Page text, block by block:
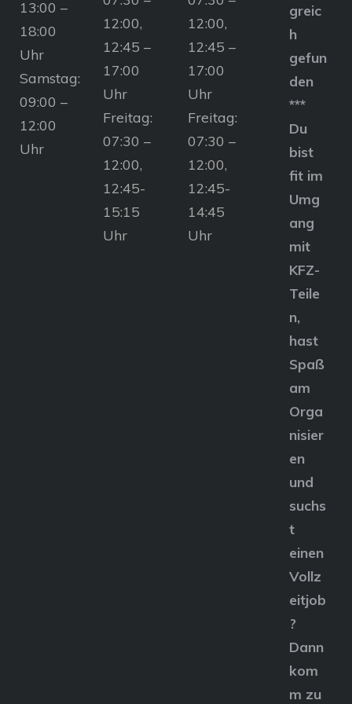
13:00 –
18:00
Uhr
Samstag:
09:00 –
12:00
Uhr
12:00,
12:45 –
17:00
Uhr
Freitag:
07:30 –
12:00,
12:45-
15:15
Uhr
12:00,
12:45 –
17:00
Uhr
Freitag:
07:30 –
12:00,
12:45-
14:45
Uhr
greic
h
gefun
den
***
Du
bist
fit im
Umg
ang
mit
KFZ-
Teile
n,
hast
Spaß
am
Orga
nisier
en
und
suchs
t
einen
Vollz
eitjob
?
Dann
kom
m zu